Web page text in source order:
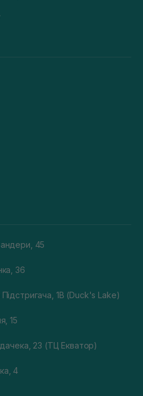
45
36
Підстригача, 1В (Duck's Lake)
15
23 (ТЦ Екватор)
4